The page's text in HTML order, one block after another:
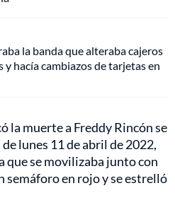
la banda que alteraba cajeros
hacía cambiazos de tarjetas en
la muerte a Freddy Rincón se
lunes 11 de abril de 2022,
que se movilizaba junto con
semáforo en rojo y se estrelló